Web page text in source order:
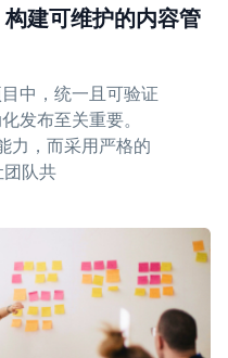
建可维护的内容管
中，统一且可验证
发布至关重要。
力，而采用严格的
团队共